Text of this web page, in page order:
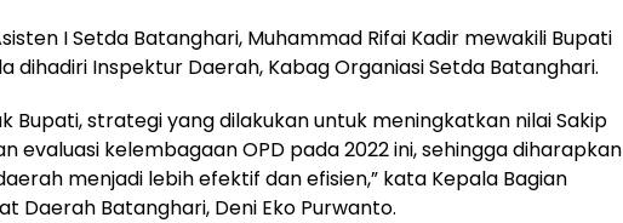
I Setda Batanghari, Muhammad Rifai Kadir mewakili Bupati
dihadiri Inspektur Daerah, Kabag Organiasi Setda Batanghari.
Bupati, strategi yang dilakukan untuk meningkatkan nilai Sakip
evaluasi kelembagaan OPD pada 2022 ini, sehingga diharapkan
menjadi lebih efektif dan efisien,” kata Kepala Bagian
Daerah Batanghari, Deni Eko Purwanto.